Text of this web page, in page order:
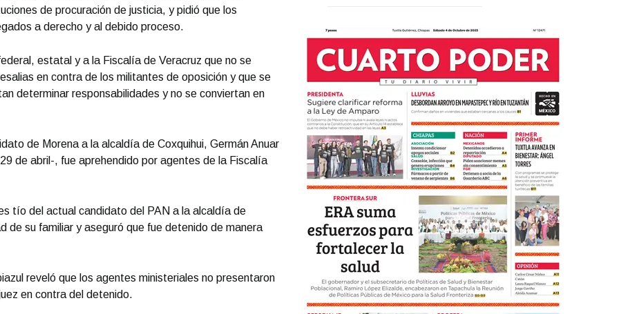
de procuración de justicia, y pidió que los
a derecho y al debido proceso.
estatal y a la Fiscalía de Veracruz que no se
en contra de los militantes de oposición y que se
determinar responsabilidades y no se conviertan en
de Morena a la alcaldía de Coxquihui, Germán Anuar
de abril-, fue aprehendido por agentes de la Fiscalía
tío del actual candidato del PAN a la alcaldía de
de su familiar y aseguró que fue detenido de manera
reveló que los agentes ministeriales no presentaron
en contra del detenido.